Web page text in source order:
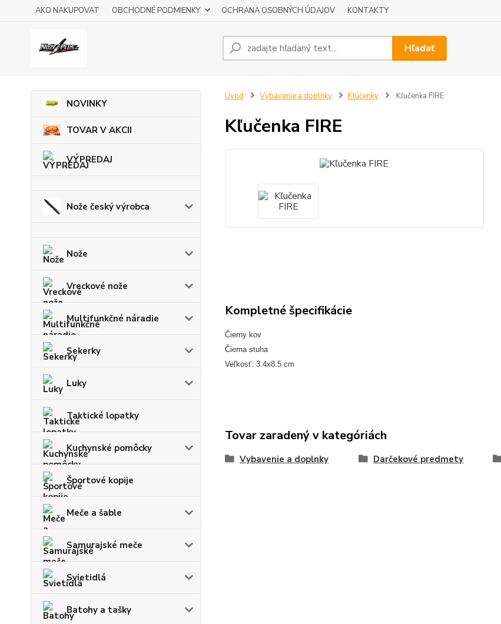
AKO NAKUPOVAT OBCHODNÉ PODMIENKY OCHRANA OSOBNÝCH ÚDAJOV KONTAKTY
Hľadať
NOVINKY
TOVAR V AKCII
VÝPREDAJ
Nože český výrobca
Nože
Vreckové nože
Multifunkčné náradie
Sekerky
Luky
Taktické lopatky
Kuchynské pomôcky
Športové kopije
Meče a šable
Samurajské meče
Svietidlá
Batohy a tašky
Úvod Vybavenie a doplnky Kľúčenky Kľučenka FIRE
Kľučenka FIRE
Kompletné špecifikácie
Čierny kov
Čierna stuha
Veľkosť: 3.4x8.5 cm
Tovar zaradený v kategóriách
Vybavenie a doplnky Darčekové predmety